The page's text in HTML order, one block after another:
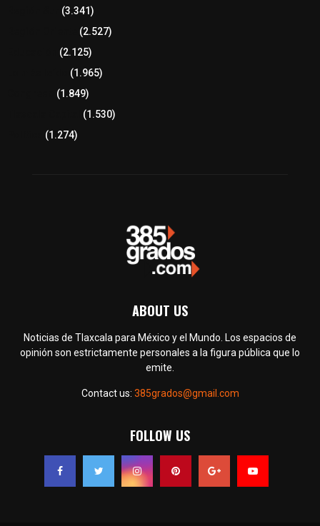
(3.341)
(2.527)
(2.125)
(1.965)
(1.849)
(1.530)
(1.274)
ABOUT US
Noticias de Tlaxcala para México y el Mundo. Los espacios de
opinión son estrictamente personales a la figura pública que lo
emite.
Contact us: 385grados@gmail.com
FOLLOW US